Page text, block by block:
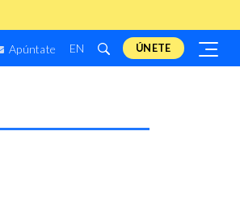
Apúntate EN ÚNETE